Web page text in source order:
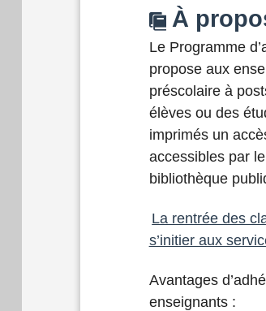
À
Le Programme
propose aux
préscolaire à
élèves ou des
imprimés un
accessibles par
bibliothèque
La rentrée des
s’initier aux
Avantages
enseignants :